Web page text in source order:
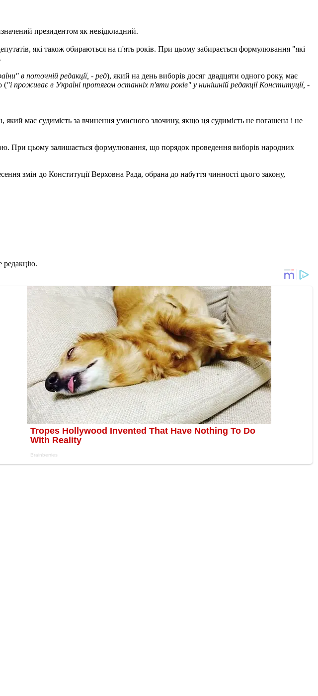
президентом як невідкладний.
які також обираються на п'ять років. При цьому забирається формулювання "які
в поточній редакції, - ред), який на день виборів досяг двадцяти одного року, має
("і проживає в Україні протягом останніх п'яти років" у нинішній редакції Конституції, -
має судимість за вчинення умисного злочину, якщо ця судимість не погашена і не
При цьому залишається формулювання, що порядок проведення виборів народних
змін до Конституції Верховна Рада, обрана до набуття чинності цього закону,
редакцію.